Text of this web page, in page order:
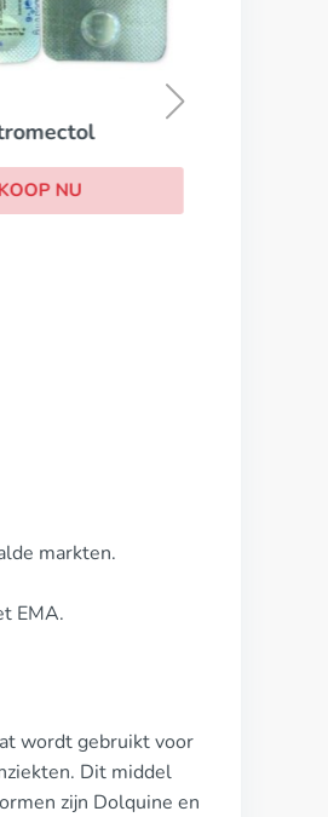
NU
markten.
EMA.
wordt gebruikt voor
Dit middel
zijn Dolquine en